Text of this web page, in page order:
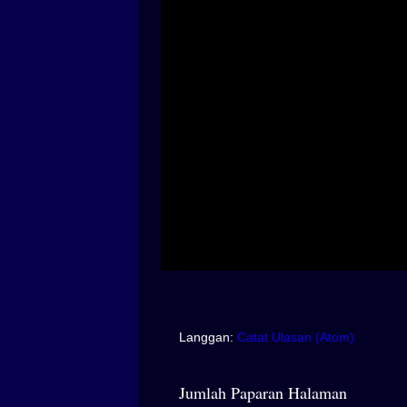
Langgan: Catat Ulasan (Atom)
Jumlah Paparan Halaman